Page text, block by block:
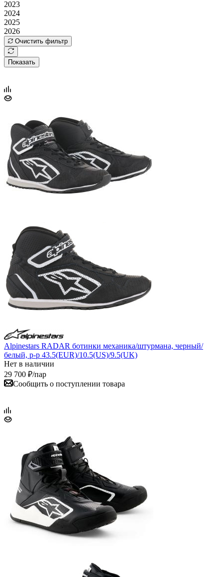
2023
2024
2025
2026
Очистить фильтр
Показать
Alpinestars RADAR ботинки механика/штурмана, черный/
белый, р-р 43.5(EUR)/10.5(US)/9.5(UK)
Нет в наличии
29 700 ₽/пар
Сообщить о поступлении товара